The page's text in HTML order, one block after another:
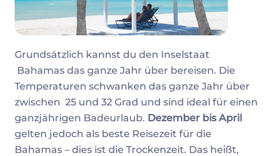
Grundsätzlich kannst du den Inselstaat
Bahamas das ganze Jahr über bereisen. Die
Temperaturen schwanken das ganze Jahr über
zwischen 25 und 32 Grad und sind ideal für einen
ganzjährigen Badeurlaub. Dezember bis April
gelten jedoch als beste Reisezeit für die
Bahamas – dies ist die Trockenzeit. Das heißt,